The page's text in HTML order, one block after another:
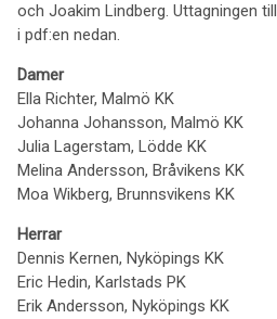
och Joakim Lindberg. Uttagningen
i pdf:en nedan.
Damer
Ella Richter, Malmö KK
Johanna Johansson, Malmö KK
Julia Lagerstam, Lödde KK
Melina Andersson, Bråvikens KK
Moa Wikberg, Brunnsvikens KK
Herrar
Dennis Kernen, Nyköpings KK
Eric Hedin, Karlstads PK
Erik Andersson, Nyköpings KK